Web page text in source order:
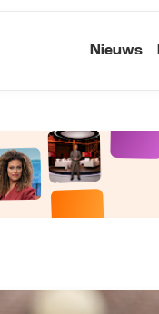
Nieuws